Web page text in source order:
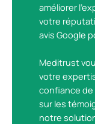
améliorer
votre
avis Google
Meditrust
votre
confiance de
sur les
notre